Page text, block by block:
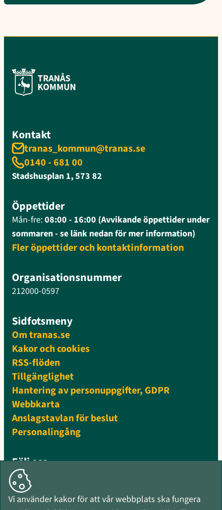
Kontakt
tranas_kommun@tranas.se
0140 - 681 00
Stadshusplan 1, 573 82
Öppettider
Mån-fre:08:00 - 16:00 (Avvikande öppettider under
sommaren - se länk nedan för mer information)
Fler öppettider och kontaktinformation
Organisationsnummer
212000-0597
Sidfotsmeny
Om tranas.se
Kakor och cookies
RSS-flöden
Tillgänglighet
Hantering av personuppgifter, GDPR
Webbkarta
Anslagstavlan för beslut
Personalingång
Följ oss
Facebook
Instagram
Mynewsdesk
Vi använder kakor för att vår webbplats ska fungera